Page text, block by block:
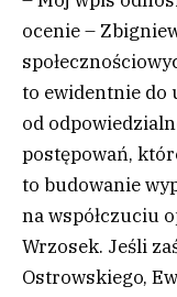
ocenie –
to ewidentnie do
od
postępowań,
to budowanie
na współczuciu
Wrzosek. Jeśli
Ostrowskiego,